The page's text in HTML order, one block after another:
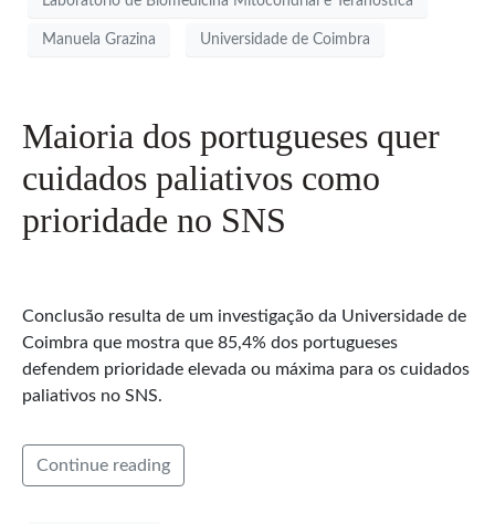
Manuela Grazina Universidade de Coimbra
Maioria dos portugueses quer
cuidados paliativos como
prioridade no SNS
Conclusão resulta de um investigação da Universidade de
Coimbra que mostra que 85,4% dos portugueses
defendem prioridade elevada ou máxima para os cuidados
paliativos no SNS.
Continue reading